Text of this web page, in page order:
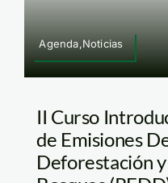
Agenda,Noticias
II Curso
de Emisiones
Deforestación